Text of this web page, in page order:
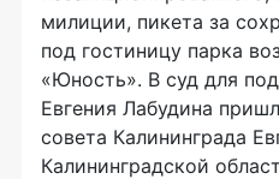
милиции, пикета за
под гостиницу парка
«Юность». В суд для
Евгения Лабудина
совета Калининграда
Калининградской